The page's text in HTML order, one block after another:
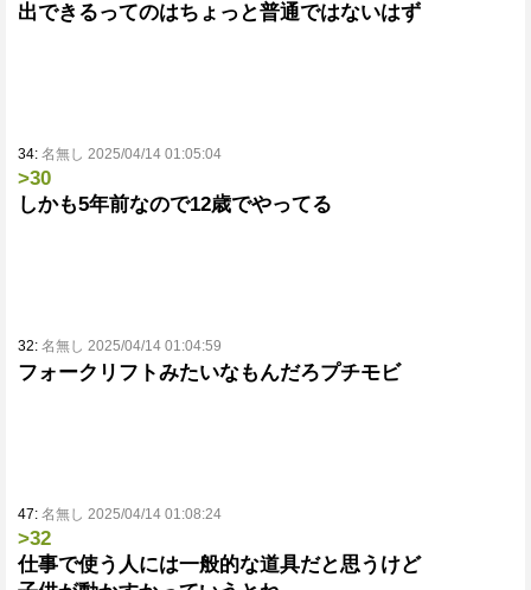
出できるってのはちょっと普通ではないはず
34: 名無し 2025/04/14 01:05:04
>30
しかも5年前なので12歳でやってる
32: 名無し 2025/04/14 01:04:59
フォークリフトみたいなもんだろプチモビ
47: 名無し 2025/04/14 01:08:24
>32
仕事で使う人には一般的な道具だと思うけど